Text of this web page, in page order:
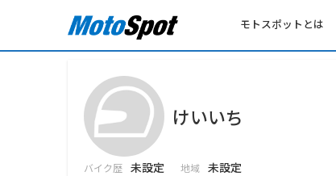
モトスポットとは
けいいち
バイク歴 未設定 地域 未設定